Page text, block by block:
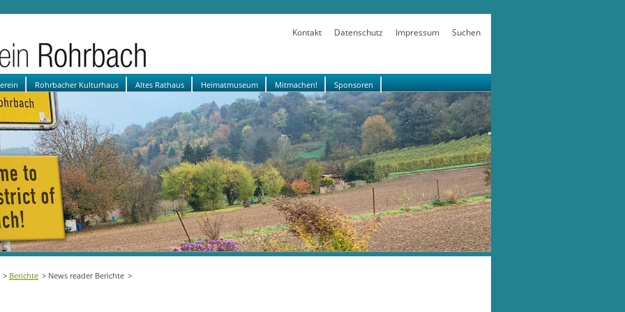
Kontakt Datenschutz Impressum Suchen
Rohrbacher Kulturhaus Altes Rathaus Heimatmuseum Mitmachen! Sponsoren
Berichte News reader Berichte